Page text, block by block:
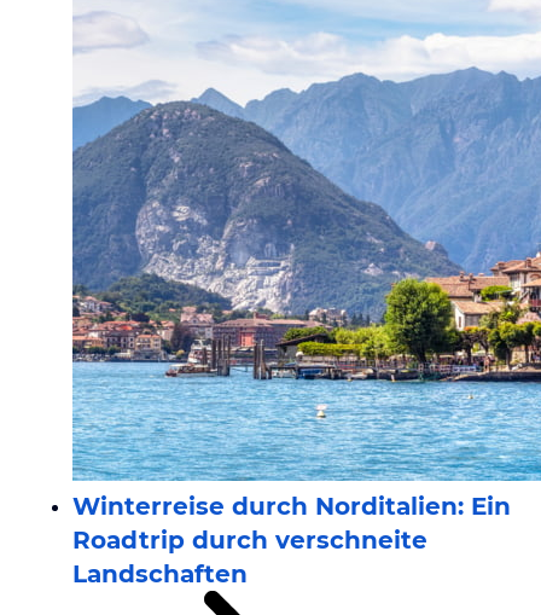
Winterreise durch Norditalien: Ein
Roadtrip durch verschneite
Landschaften